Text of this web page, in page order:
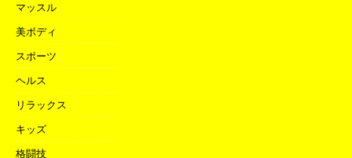
マッスル
美ボディ
スポーツ
ヘルス
リラックス
キッズ
格闘技